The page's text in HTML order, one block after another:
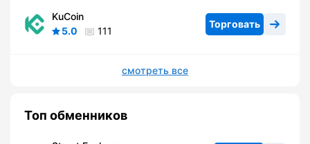
KuCoin
5.0
111
Торговать
смотреть все
Топ обменников